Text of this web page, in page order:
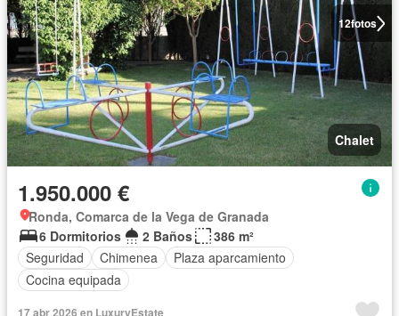
12fotos
Chalet
1.950.000 €
Ronda, Comarca de la Vega de Granada
6 Dormitorios
2 Baños
386 m²
Seguridad
Chimenea
Plaza aparcamiento
Cocina equipada
17 abr 2026 en LuxuryEstate